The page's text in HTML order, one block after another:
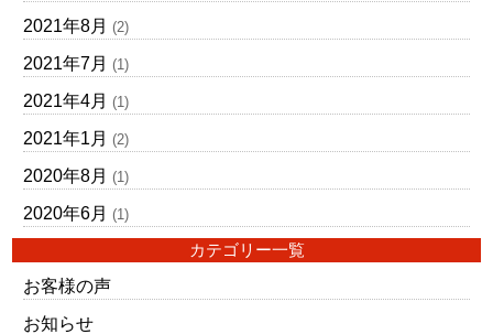
2021年8月 (2)
2021年7月 (1)
2021年4月 (1)
2021年1月 (2)
2020年8月 (1)
2020年6月 (1)
カテゴリー一覧
お客様の声
お知らせ